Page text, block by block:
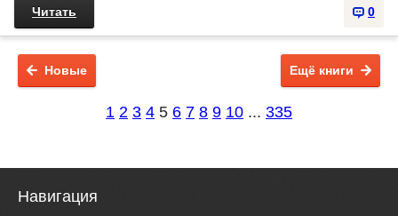
0
Читать
Новые Ещё книги
1 2 3 4 5 6 7 8 9 10 ... 335
Навигация